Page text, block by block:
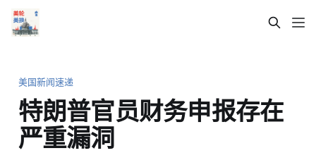
美国新闻速递
特朗普官员财务申报存在
严重漏洞